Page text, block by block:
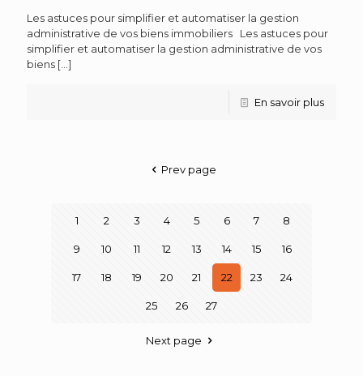
Les astuces pour simplifier et automatiser la gestion
administrative de vos biens immobiliers Les astuces pour
simplifier et automatiser la gestion administrative de vos
biens […]
En savoir plus
Prev page
1 2 3 4 5 6 7 8
9 10 11 12 13 14 15 16
17 18 19 20 21 22 23 24
25 26 27
Next page